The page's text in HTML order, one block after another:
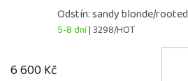
Odstín: sandy blonde/rooted
5-8 dní| 3298/HOT
6 600 Kč